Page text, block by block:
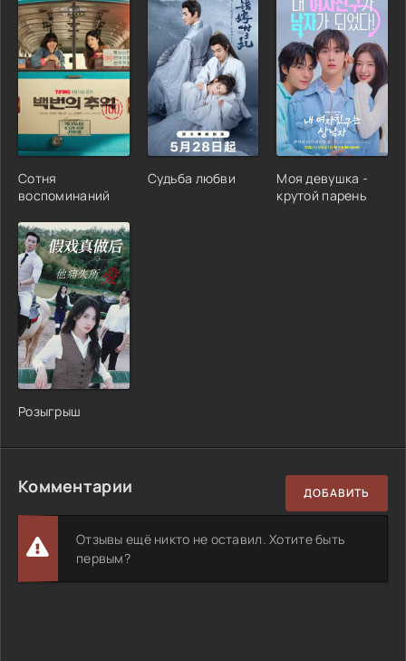
Сотня
воспоминаний
Судьба любви
Моя девушка -
крутой парень
Розыгрыш
Комментарии ДОБАВИТЬ
Отзывы ещё никто не оставил. Хотите быть
первым?